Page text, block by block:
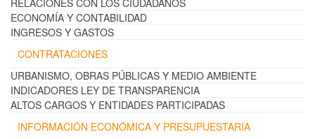
RELACIONES CON LOS CIUDADANOS
ECONOMÍA Y CONTABILIDAD
INGRESOS Y GASTOS
CONTRATACIONES
URBANISMO, OBRAS PÚBLICAS Y MEDIO AMBIENTE
INDICADORES LEY DE TRANSPARENCIA
ALTOS CARGOS Y ENTIDADES PARTICIPADAS
INFORMACIÓN ECONÓMICA Y PRESUPUESTARIA